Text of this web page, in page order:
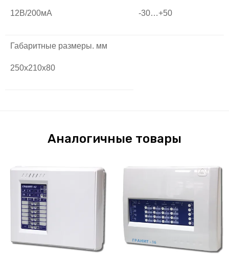
12В/200мА -30…+50
Габаритные размеры. мм
250х210х80
Аналогичные товары